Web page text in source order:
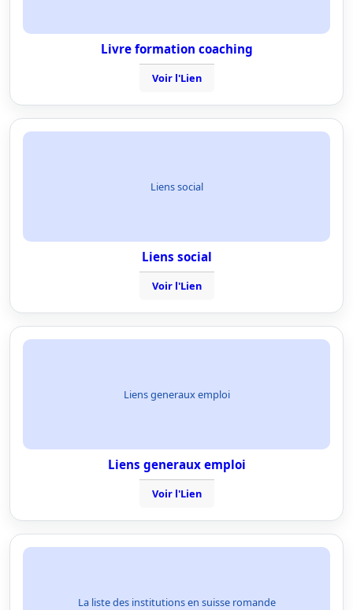
Livre formation coaching
Voir l'Lien
Liens social
Liens social
Voir l'Lien
Liens generaux emploi
Liens generaux emploi
Voir l'Lien
La liste des institutions en suisse romande